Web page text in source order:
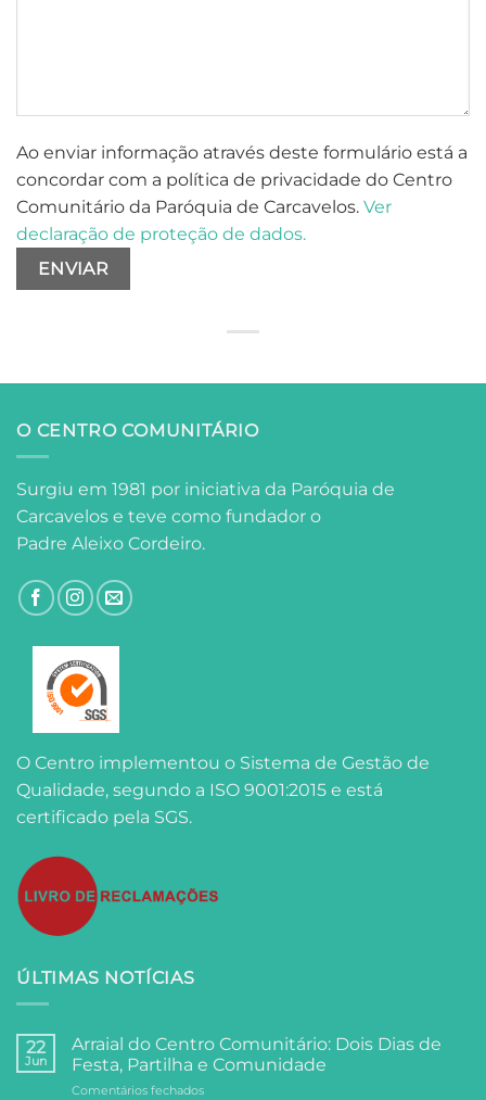
Ao enviar informação através deste formulário está a
concordar com a política de privacidade do Centro
Comunitário da Paróquia de Carcavelos. Ver
declaração de proteção de dados.
O CENTRO COMUNITÁRIO
Surgiu em 1981 por iniciativa da Paróquia de
Carcavelos e teve como fundador o
Padre Aleixo Cordeiro.
O Centro implementou o Sistema de Gestão de
Qualidade, segundo a ISO 9001:2015 e está
certificado pela SGS.
ÚLTIMAS NOTÍCIAS
22
Jun
Arraial do Centro Comunitário: Dois Dias de
Festa, Partilha e Comunidade
Comentários fechadosem